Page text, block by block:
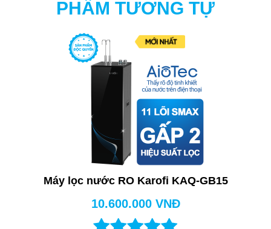
Nước sau khi lọc đạt tiêu chuẩn nước uống trực tiếp không
cần đun sôi QCVN 6-1:2010/BYT.
Công suất - Dung tích bình chứa
- Công suất lọc lớn 20 lít/giờ hoạt động ổn định.
- Bình chứa 5 lít, đáp ứng vừa đủ nhu cầu dùng nước sạch
mỗi ngày của gia đình.
Tỷ lệ thu hồi nước sạch
PHẨM TƯƠNG TỰ
Máy lọc nước RO Karofi KAQ-GB15
10.600.000 VNĐ